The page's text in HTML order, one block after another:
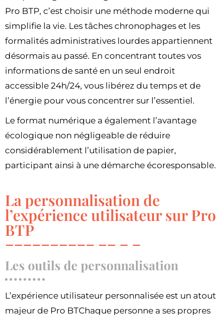
Pro BTP, c’est choisir une méthode moderne qui
simplifie la vie. Les tâches chronophages et les
formalités administratives lourdes appartiennent
désormais au passé. En concentrant toutes vos
informations de santé en un seul endroit
accessible 24h/24, vous libérez du temps et de
l’énergie pour vous concentrer sur l’essentiel.
Le format numérique a également l’avantage
écologique non négligeable de réduire
considérablement l’utilisation de papier,
participant ainsi à une démarche écoresponsable.
La personnalisation de
l’expérience utilisateur sur Pro
BTP
Les outils de personnalisation
L’expérience utilisateur personnalisée est un atout
majeur de Pro BTChaque personne a ses propres